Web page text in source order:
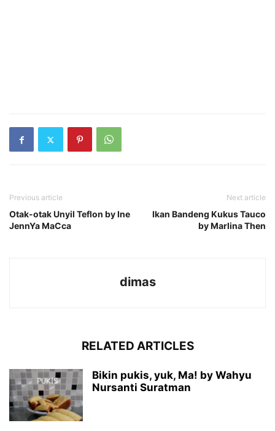
Previous article
Otak-otak Unyil Teflon by Ine
JennYa MaCca
Next article
Ikan Bandeng Kukus Tauco
by Marlina Then
dimas
RELATED ARTICLES
Bikin pukis, yuk, Ma! by Wahyu
Nursanti Suratman